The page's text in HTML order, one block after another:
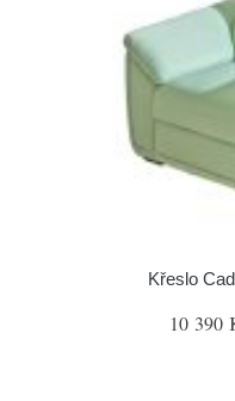
Křeslo
10 390